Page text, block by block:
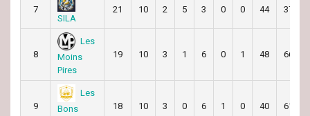
7
SILA
21 10 2 5 3 0 0 44 37
8
Les
Moins
Pires
19 10 3 1 6 0 1 48 66
9
Les
Bons
18 10 3 0 6 1 0 40 61